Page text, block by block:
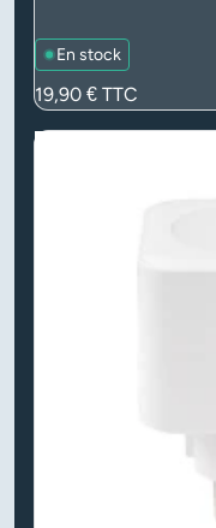
En stock
Prix
19,90 € TTC